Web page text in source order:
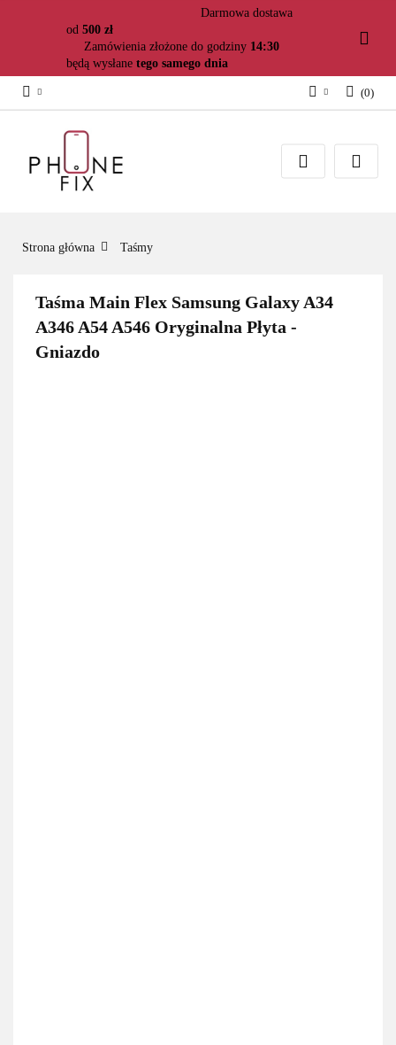
Darmowa dostawa
od 500 zł
Zamówienia złożone do godziny 14:30
będą wysłane tego samego dnia
Załóż konto
(0)
Strona główna Taśmy
Taśma Main Flex Samsung Galaxy A34
A346 A54 A546 Oryginalna Płyta -
Gniazdo